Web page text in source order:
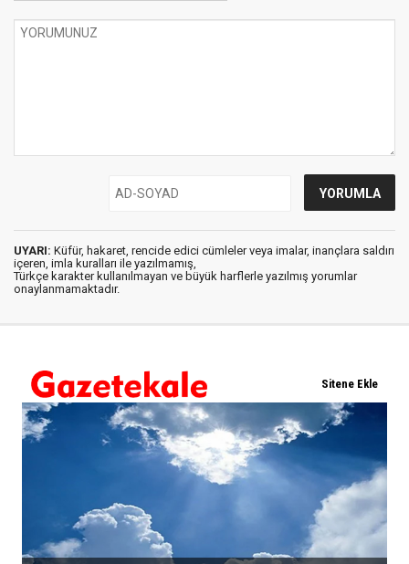
UYARI: Küfür, hakaret, rencide edici cümleler veya imalar, inançlara saldırı
içeren, imla kuralları ile yazılmamış,
Türkçe karakter kullanılmayan ve büyük harflerle yazılmış yorumlar
onaylanmamaktadır.